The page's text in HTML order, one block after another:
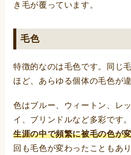
き毛が覆っています。
毛色
特徴的なのは毛色です。同じ
ほど、あらゆる個体の毛色が違
色はブルー、ウィートン、レ
イ、ブリンドルなど多彩です。
生涯の中で頻繁に被毛の色が
回も毛色が変わったこともあり